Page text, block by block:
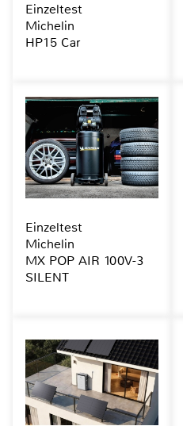
Einzeltest
Michelin
HP15 Car
Einzeltest
Michelin
MX POP AIR 100V-3
SILENT